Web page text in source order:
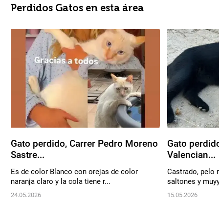
Perdidos Gatos en esta área
Gato perdido, Carrer Pedro Moreno
Sastre...
Es de color Blanco con orejas de color
naranja claro y la cola tiene r...
24.05.2026
Gato
Valencian...
Castrado, pelo
saltones y
15.05.2026